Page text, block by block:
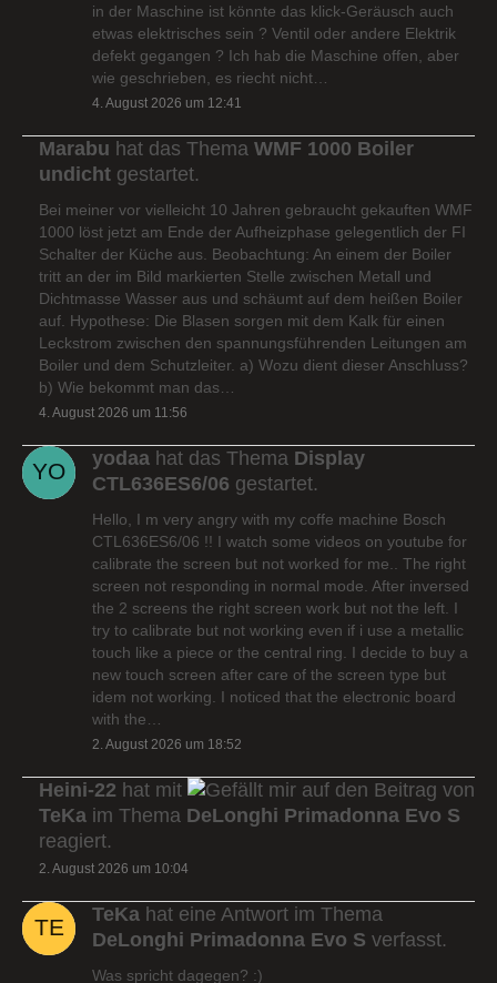
in der Maschine ist könnte das klick-Geräusch auch
etwas elektrisches sein ? Ventil oder andere Elektrik
defekt gegangen ? Ich hab die Maschine offen, aber
wie geschrieben, es riecht nicht…
4. August 2026 um 12:41
Marabu hat das Thema WMF 1000 Boiler
undicht gestartet.
Bei meiner vor vielleicht 10 Jahren gebraucht gekauften WMF
1000 löst jetzt am Ende der Aufheizphase gelegentlich der FI
Schalter der Küche aus. Beobachtung: An einem der Boiler
tritt an der im Bild markierten Stelle zwischen Metall und
Dichtmasse Wasser aus und schäumt auf dem heißen Boiler
auf. Hypothese: Die Blasen sorgen mit dem Kalk für einen
Leckstrom zwischen den spannungsführenden Leitungen am
Boiler und dem Schutzleiter. a) Wozu dient dieser Anschluss?
b) Wie bekommt man das…
4. August 2026 um 11:56
yodaa hat das Thema Display
CTL636ES6/06 gestartet.
Hello, I m very angry with my coffe machine Bosch
CTL636ES6/06 !! I watch some videos on youtube for
calibrate the screen but not worked for me.. The right
screen not responding in normal mode. After inversed
the 2 screens the right screen work but not the left. I
try to calibrate but not working even if i use a metallic
touch like a piece or the central ring. I decide to buy a
new touch screen after care of the screen type but
idem not working. I noticed that the electronic board
with the…
2. August 2026 um 18:52
Heini-22 hat mit
auf den Beitrag von
TeKa im Thema DeLonghi Primadonna Evo S
reagiert.
2. August 2026 um 10:04
TeKa hat eine Antwort im Thema
DeLonghi Primadonna Evo S verfasst.
Was spricht dagegen? :)